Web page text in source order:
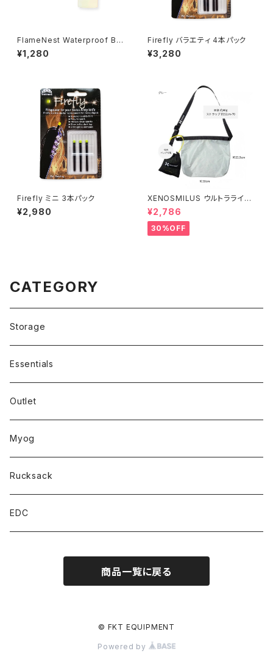
FlameNest Waterproof Bic
Lighter Case 防水ビックライ
ターケース
¥1,280
Firefly バラエティ 4本パック
¥3,280
Firefly ミニ 3本パック
¥2,980
XENOSMILUS ウルトラライト
ショルダーバッグ
¥2,786
30%OFF
CATEGORY
Storage
Essentials
Outlet
Myog
Rucksack
EDC
商品一覧に戻る
© FKT EQUIPMENT
Powered by